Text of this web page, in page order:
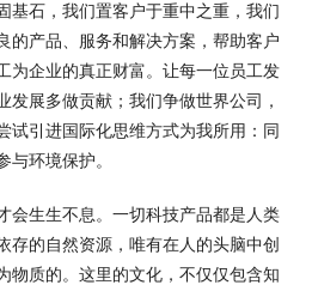
基石，我们置客户于重中之重，我们
的产品、服务和解决方案，帮助客户
为企业的真正财富。让每一位员工发
发展多做贡献；我们争做世界公司，
试引进国际化思维方式为我所用：同
与环境保护。
会生生不息。一切科技产品都是人类
存的自然资源，唯有在人的头脑中创
物质的。这里的文化，不仅仅包含知